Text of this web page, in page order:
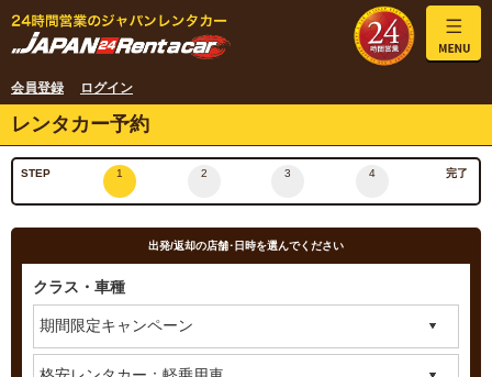
会員登録 ログイン
レンタカー予約
STEP 1 2 3 4 完了
出発/返却の店舗･日時を選んでください
クラス・車種